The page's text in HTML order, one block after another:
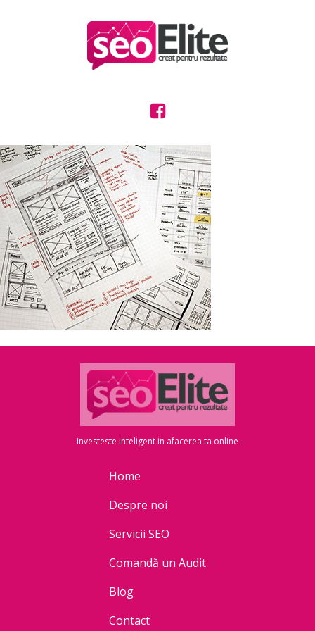
Investeste inteligent in afacerea ta online
Home
Despre noi
Servicii SEO
Comandă un Audit
Blog
Contact